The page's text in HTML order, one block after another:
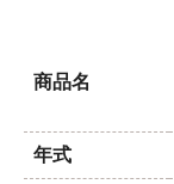
商品名
年式